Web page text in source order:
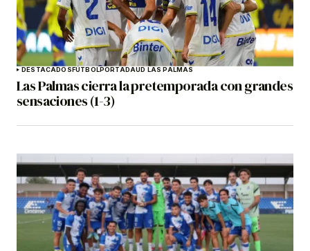
DESTACADOSFÚTBOLPORTADAUD LAS PALMAS
Las Palmas cierra la pretemporada con grandes
sensaciones (1-3)